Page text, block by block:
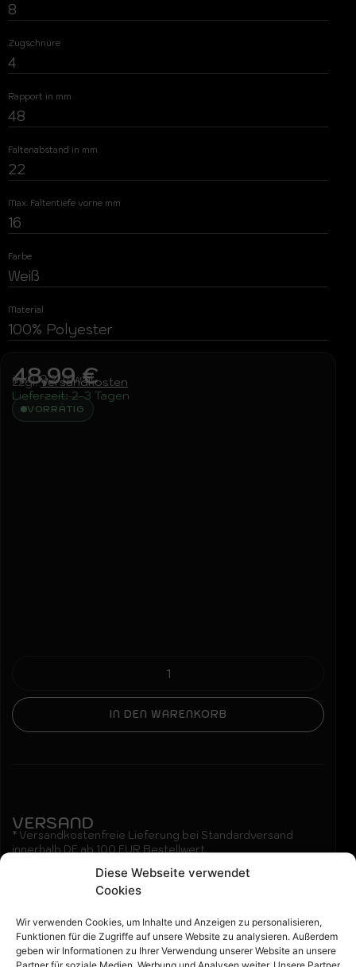
Diese Webseite verwendet
Cookies
Wir verwenden Cookies, um Inhalte und Anzeigen zu personalisieren,
Funktionen für die Zugriffe auf unsere Website zu analysieren. Außerdem
geben wir Informationen zu Ihrer Verwendung unserer Website an unsere
8
Zugschnüre
4
Rapport in mm
48
Faltenabstand in mm
22
Max. Faltentiefe vorne mm
16
Farbe
Weiß
Material
100% Polyester
48,99€
inkl. 19 % MwSt.
zzgl.Versandkosten
Lieferzeit:2-3 Tagen
VORRÄTIG
IN DEN WARENKORB
VERSAND
* Versandkostenfreie Lieferung bei Standardversand
innerhalb DE ab 100 EUR Bestellwert.
innerhalb DE bis 100 EUR Bestellwert.
Beschreibung: